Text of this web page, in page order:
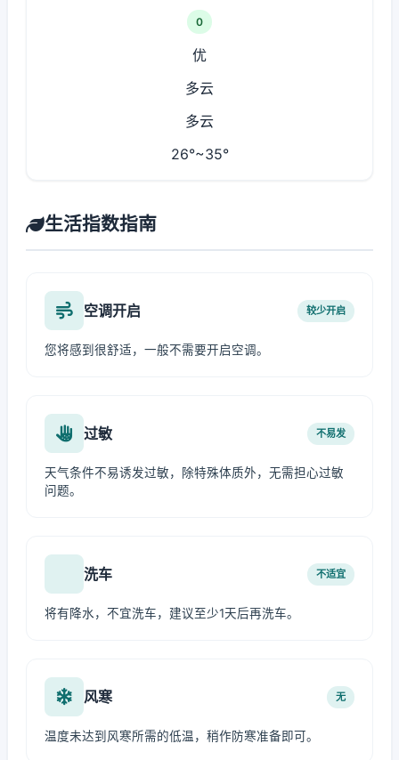
0
优
多云
多云
26°~35°
生活指数指南
空调开启 较少开启
您将感到很舒适，一般不需要开启空调。
过敏 不易发
天气条件不易诱发过敏，除特殊体质外，无需担心过敏
问题。
洗车 不适宜
将有降水，不宜洗车，建议至少1天后再洗车。
风寒 无
温度未达到风寒所需的低温，稍作防寒准备即可。